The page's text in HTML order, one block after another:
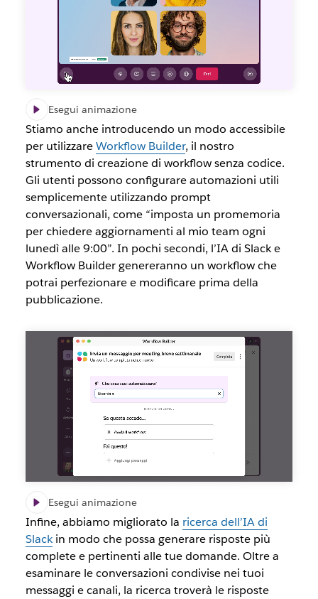
Esegui animazione
Stiamo anche introducendo un modo accessibile
per utilizzareWorkflow Builder, il nostro
strumento di creazione di workflow senza codice.
Gli utenti possono configurare automazioni utili
semplicemente utilizzando prompt
conversazionali, come “imposta un promemoria
per chiedere aggiornamenti al mio team ogni
lunedì alle 9:00”. In pochi secondi, l’IA di Slack e
Workflow Builder genereranno un workflow che
potrai perfezionare e modificare prima della
pubblicazione.
Esegui animazione
Infine, abbiamo migliorato la ricerca dell’IA di
Slackin modo che possa generare risposte più
complete e pertinenti alle tue domande. Oltre a
esaminare le conversazioni condivise nei tuoi
messaggi e canali, la ricerca troverà le risposte